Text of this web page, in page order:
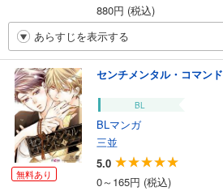
880円 (税込)
あらすじを表示する
無料あり
センチメンタル・コマンド
BL
BLマンガ
三並
5.0
0～165円 (税込)